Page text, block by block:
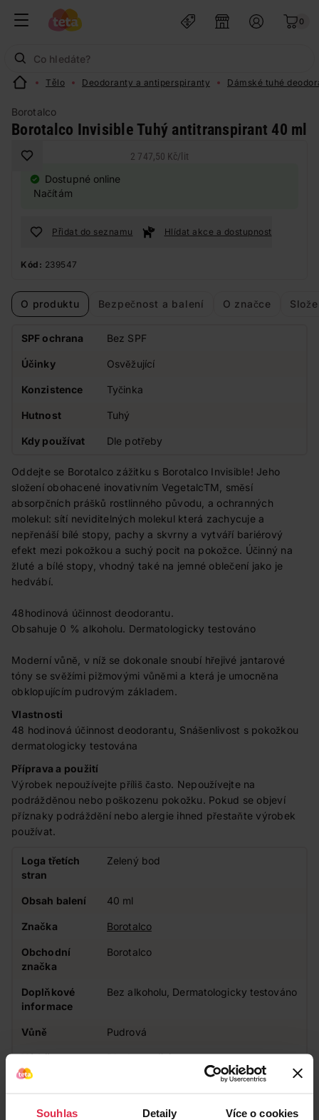
Souhlas Detaily Více o cookies
0
Tělo Deodoranty a antiperspiranty Dámské tuhé
Borotalco
Borotalco Invisible Tuhý antitranspirant 40 ml
2 747,50 Kč/ lit
Dostupné online
Načítám
Přidat do seznamu Hlídat akce a dostupnost
Kód: 239547
O produktu Bezpečnost a balení O značce
SPF ochrana Bez SPF
Účinky Osvěžující
Konzistence Tyčinka
Hutnost Tuhý
Kdy používat Dle potřeby
Oddejte se Borotalco zážitku s Borotalco Invisible! Jeho
složení obohacené inovativním VegetalcTM, směsí
absorpčních prášků rostlinného původu, a ochranných
molekul: sítí neviditelných molekul která zachycuje a
nepřenáší bílé stopy, pachy a skvrny a vytváří bariérový
efekt mezi pokožkou a suchý pocit na pokožce. Účinný na
žluté a bílé stopy, vhodný také na jemné oblečení jako je
hedvábí.
48hodinová účinnost deodorantu.
Obsahuje 0 % alkoholu. Dermatologicky testováno
Moderní vůně, v níž se dokonale snoubí hřejivé jantarové
tóny se svěžími pižmovými vůněmi a která je umocněna
obklopujícím pudrovým základem.
Vlastnosti
48 hodinová účinnost deodorantu, Snášenlivost s pokožkou
dermatologicky testována
Příprava a použití
Výrobek nepoužívejte příliš často. Nepoužívejte na
podrážděnou nebo poškozenu pokožku. Pokud se objeví
příznaky podráždění nebo alergie ihned přestaňte výrobek
používat.
Loga třetích
stran
Zelený bod
Obsah balení 40 ml
Značka Borotalco
Obchodní
značka
Borotalco
Doplňkové
informace
Bez alkoholu, Dermatologicky testováno
Vůně Pudrová
Výdrž Dlouhotrvající
Působení
Vhodné pro Pro ženy